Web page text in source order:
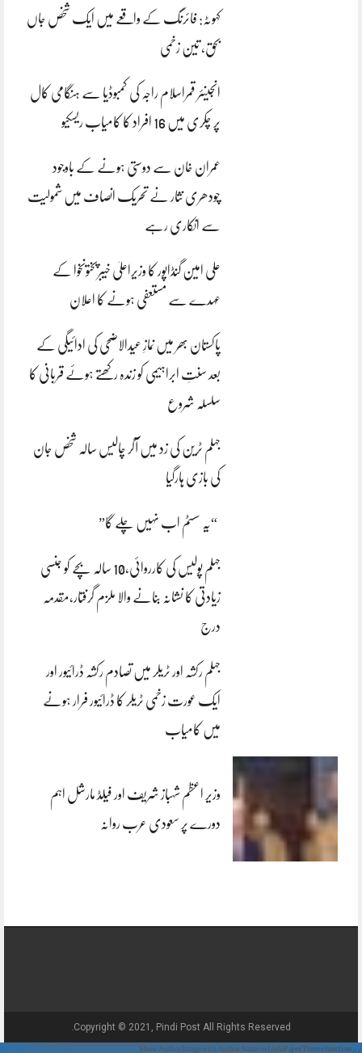
کہوٹہ: فائرنگ کے واقعے میں ایک شخص جاں
بحق، تین زخمی
انجینئر قمراسلام راجہ کی کمبوڈیا سے ہنگامی کال
پر چکری میں 16 افراد کا کامیاب ریسکیو
عمران خان سے دوستی ہونے کے باوجود
چودھری نثار نے تحریک انصاف میں شمولیت
سے انکاری رہے
علی امین گنڈاپور کا وزیراعلیٰ خیبرپختونخوا کے
عہدے سے مستعفی ہونے کا اعلان
پاکستان بھر میں نمازِ عیدالاضحی کی ادائیگی کے
بعد سنتِ ابراہیمی کو زندہ رکھتے ہوئے قربانی کا
سلسلہ شروع
جہلم ٹرین کی زد میں آکر چالیس سالہ شخص جان
کی بازی ہارگیا
“یہ سسٹم اب نہیں چلے گا”
جہلم پولیس کی کارروائی،10 سالہ بچے کو جنسی
زیادتی کا نشانہ بنانے والا ملزم گرفتار،مقدمہ
درج
جہلم رکشہ اور ٹریلر میں تصادم رکشہ ڈرائیور اور
ایک عورت زخمی ٹریلر کا ڈرائیور فرار ہونے
میں کامیاب
وزیر اعظم شہباز شریف اور فیلڈ مارشل اہم
دورے پر سعودی عرب روانہ
Copyright © 2021, Pindi Post All Rights Reserved.
// Show Author Image with Author Name in UrduPaper Theme function